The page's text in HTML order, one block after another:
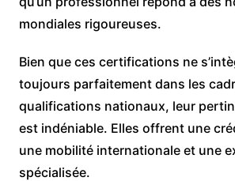
mondiales rigoureuses.
Bien que ces certifications ne
toujours parfaitement dans les
qualifications nationaux, leur
est indéniable. Elles offrent une
une mobilité internationale et une
spécialisée.